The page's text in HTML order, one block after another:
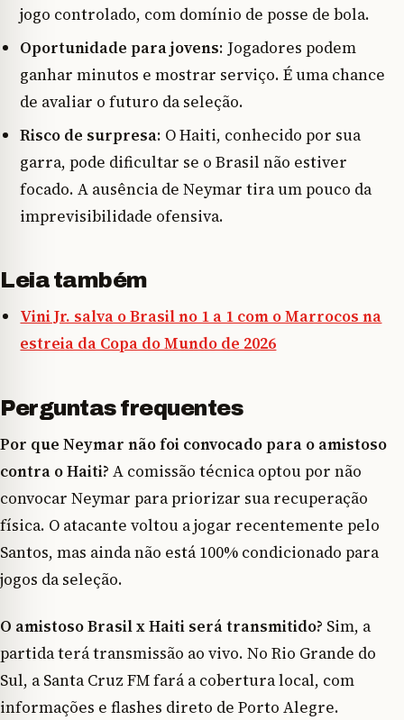
jogo controlado, com domínio de posse de bola.
Oportunidade para jovens: Jogadores podem
ganhar minutos e mostrar serviço. É uma chance
de avaliar o futuro da seleção.
Risco de surpresa: O Haiti, conhecido por sua
garra, pode dificultar se o Brasil não estiver
focado. A ausência de Neymar tira um pouco da
imprevisibilidade ofensiva.
Leia também
Vini Jr. salva o Brasil no 1 a 1 com o Marrocos na
estreia da Copa do Mundo de 2026
Perguntas frequentes
Por que Neymar não foi convocado para o amistoso
contra o Haiti? A comissão técnica optou por não
convocar Neymar para priorizar sua recuperação
física. O atacante voltou a jogar recentemente pelo
Santos, mas ainda não está 100% condicionado para
jogos da seleção.
O amistoso Brasil x Haiti será transmitido? Sim, a
partida terá transmissão ao vivo. No Rio Grande do
Sul, a Santa Cruz FM fará a cobertura local, com
informações e flashes direto de Porto Alegre.